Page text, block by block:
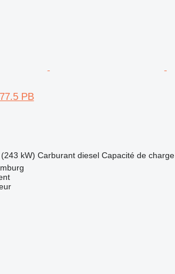
PB
kW) Carburant diesel Capacité de charge